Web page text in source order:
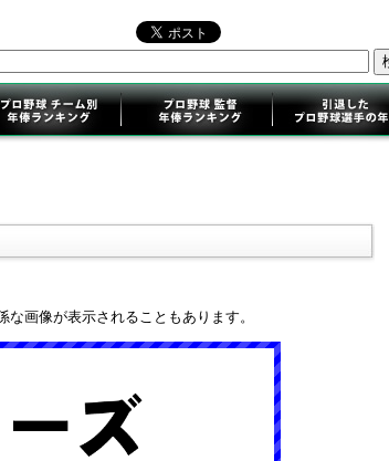
画像が表示されることもあります。